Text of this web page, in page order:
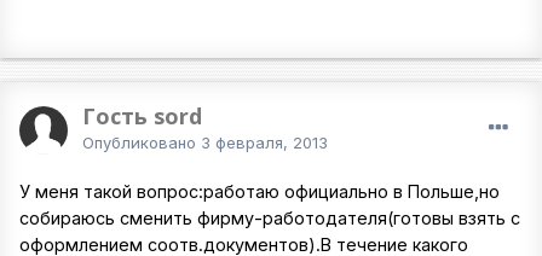
Гость sord
Опубликовано 3 февраля, 2013
У меня такой вопрос:работаю официально в Польше,но
собираюсь сменить фирму-работодателя(готовы взять с
оформлением соотв.документов).В течение какого